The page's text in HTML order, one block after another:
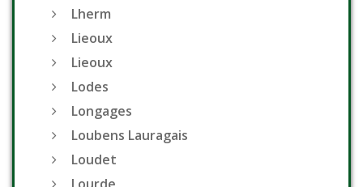
Lherm
Lieoux
Lieoux
Lodes
Longages
Loubens Lauragais
Loudet